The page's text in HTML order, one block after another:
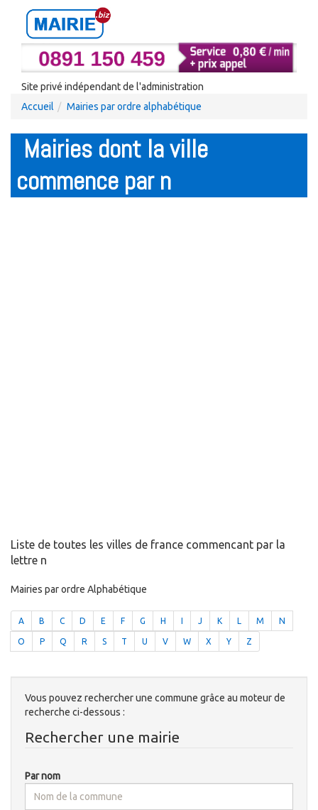
Site privé indépendant de l'administration
Accueil
Mairies par ordre alphabétique
Mairies dont la ville
commence par n
Liste de toutes les villes de france commencant par la
lettre n
Mairies par ordre Alphabétique
A B C D E F G H J K L M N
O P Q R S T U V W X Y Z
Vous pouvez rechercher une commune grâce au moteur de
recherche ci-dessous :
Rechercher une mairie
Par nom